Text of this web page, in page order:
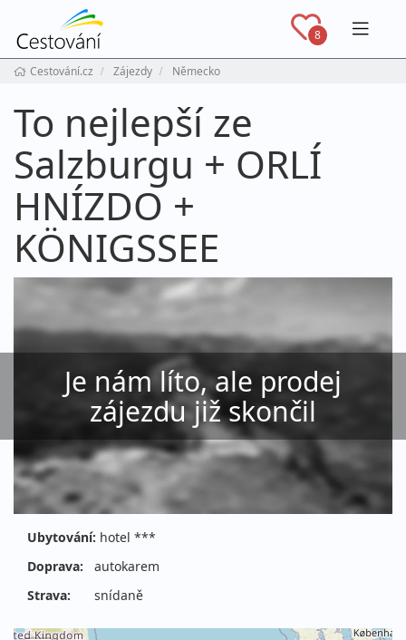
8
Cestování.cz Zájezdy Německo
To nejlepší ze
Salzburgu + ORLÍ
HNÍZDO +
KÖNIGSSEE
Je nám líto, ale prodej
zájezdu již skončil
Ubytování: hotel ***
Doprava:
autokarem
Strava:
snídaně